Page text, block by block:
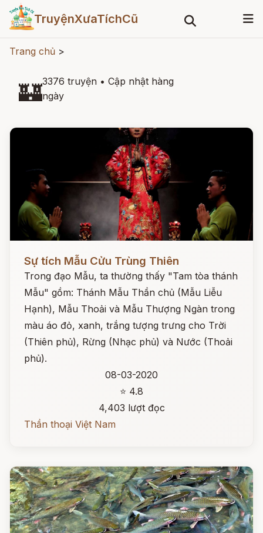
TruyệnXưaTíchCũ
Trang chủ >
🏰3376 truyện • Cập nhật hàng
ngày
Sự tích Mẫu Cửu Trùng Thiên
Trong đạo Mẫu, ta thường thấy "Tam tòa thánh
Mẫu" gồm: Thánh Mẫu Thần chủ (Mẫu Liễu
Hạnh), Mẫu Thoải và Mẫu Thượng Ngàn trong
màu áo đỏ, xanh, trắng tượng trưng cho Trời
(Thiên phủ), Rừng (Nhạc phủ) và Nước (Thoải
phủ).
08-03-2020
⭐ 4.8
4,403 lượt đọc
Thần thoại Việt Nam